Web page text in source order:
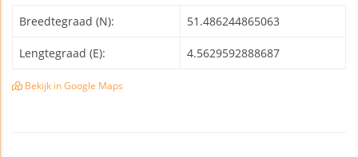
Breedtegraad (N): 51.486244865063
Lengtegraad (E): 4.5629592888687
Bekijk in Google Maps